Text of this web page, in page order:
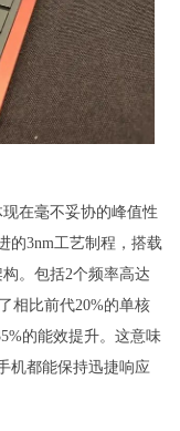
在毫不妥协的峰值性
的3nm工艺制程，搭载
构。包括2个频率高达
相比前代20%的单核
的能效提升。这意味
机都能保持迅捷响应